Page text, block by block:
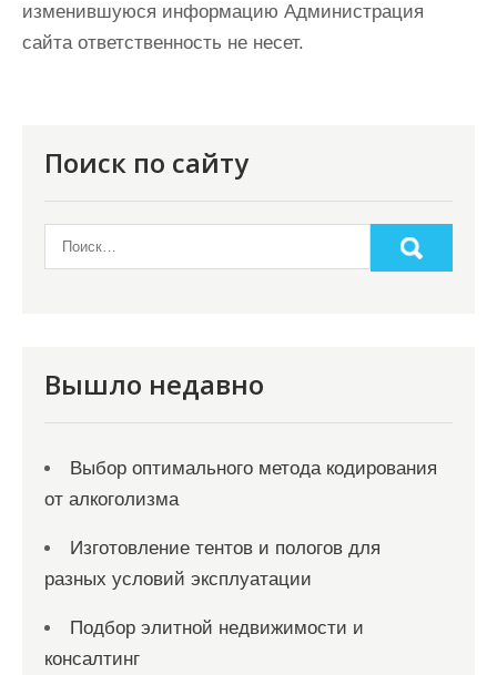
изменившуюся информацию Администрация
сайта ответственность не несет.
Поиск по сайту
Вышло недавно
Выбор оптимального метода кодирования
от алкоголизма
Изготовление тентов и пологов для
разных условий эксплуатации
Подбор элитной недвижимости и
консалтинг